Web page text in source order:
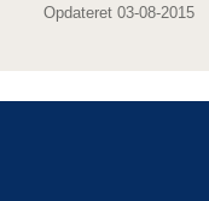
Opdateret 03-08-2015